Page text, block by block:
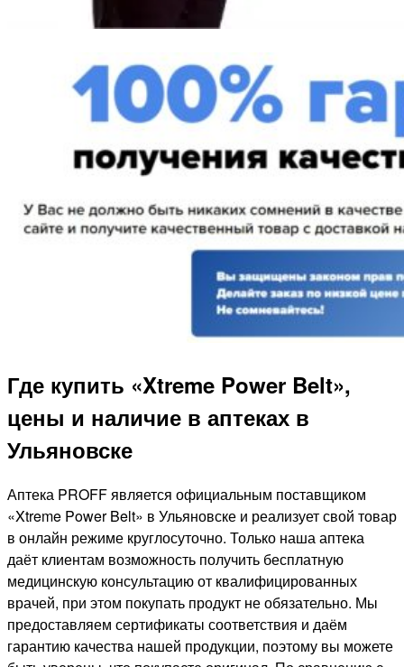
Где купить «Xtreme Power Belt»,
цены и наличие в аптеках в
Ульяновске
Аптека PROFF является официальным поставщиком
«Xtreme Power Belt» в Ульяновске и реализует свой товар
в онлайн режиме круглосуточно. Только наша аптека
даёт клиентам возможность получить бесплатную
медицинскую консультацию от квалифицированных
врачей, при этом покупать продукт не обязательно. Мы
предоставляем сертификаты соответствия и даём
гарантию качества нашей продукции, поэтому вы можете